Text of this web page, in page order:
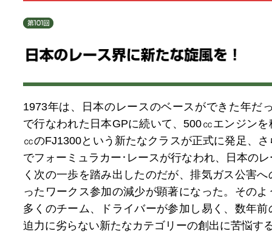
1973年は、日本のレースのベースができた年だ
で行なわれた日本GPに続いて、500㏄エンジン
㏄のFJ1300という新たなクラスが正式に発足、
でフォーミュラカー･レースが行なわれ、日本の
く次の一歩を踏み出したのだが、排気ガス公害
ったワークス参加の減少が顕著になった。その
多くのチーム、ドライバーが参加し易く、数年
迫力に劣らない新たなカテゴリーの創出に苦悩す